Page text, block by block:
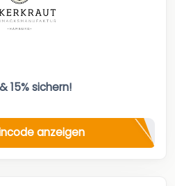
15% sichern!
anzeigen